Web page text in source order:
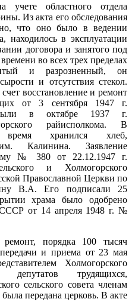
учете областного отдела
Из акта его обследования
что оно было в ведении
находилось в эксплуатации
договора и занятого под
во всех трех пределах
и разрозненный, он
и отсутствия стекол.
восстановление и ремонт
от 3 сентября 1947 г.
в октябре 1937 г.
райисполкома. В
хранился хлеб,
Калинина. Заявление
№ 380 от 22.12.1947 г.
и Холмогорского
Православной Церкви по
В.А. Его подписали 25
храма было одобрено
от 14 апреля 1948 г. №
ремонт, порядка 100 тысяч
и приема от 23 мая
Холмогорского
депутатов трудящихся,
сельского совета членам
передана церковь. В акте